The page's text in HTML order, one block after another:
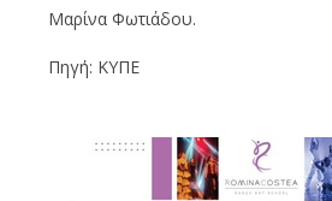
Μαρίνα Φωτιάδου.
Πηγή: ΚΥΠΕ